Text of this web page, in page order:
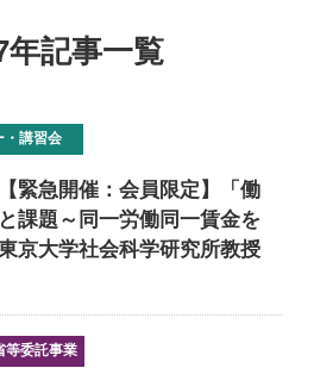
年記事一覧
・講習会
緊急開催：会員限定】「働
課題～同一労働同一賃金を
京大学社会科学研究所教授
等委託事業